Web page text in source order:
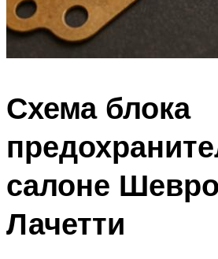
Схема блока
салоне
Лачетти